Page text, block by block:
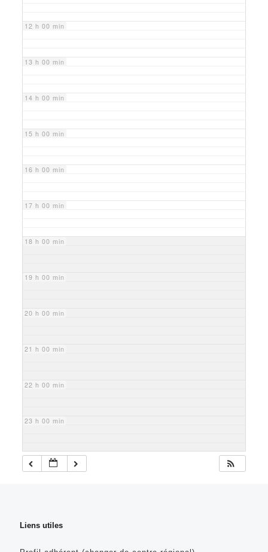
12 h 00 min
13 h 00 min
14 h 00 min
15 h 00 min
16 h 00 min
17 h 00 min
18 h 00 min
19 h 00 min
20 h 00 min
21 h 00 min
22 h 00 min
23 h 00 min
Liens utiles